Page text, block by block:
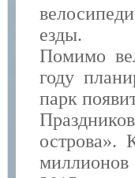
езды.
Помимо
году
парк
острова».
миллионов